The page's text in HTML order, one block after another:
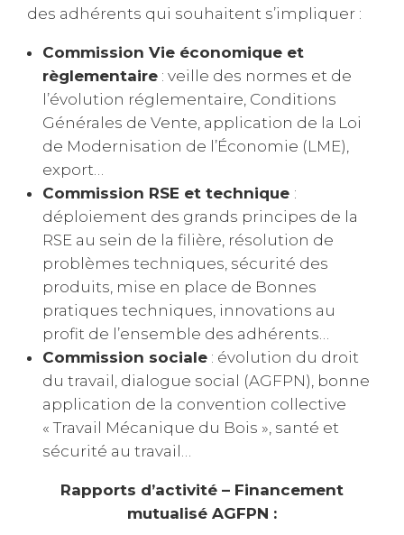
des adhérents qui souhaitent s’impliquer :
Commission Vie économique et
règlementaire : veille des normes et de
l’évolution réglementaire, Conditions
Générales de Vente, application de la Loi
de Modernisation de l’Économie (LME),
export…
Commission RSE et technique :
déploiement des grands principes de la
RSE au sein de la filière, résolution de
problèmes techniques, sécurité des
produits, mise en place de Bonnes
pratiques techniques, innovations au
profit de l’ensemble des adhérents…
Commission sociale : évolution du droit
du travail, dialogue social (AGFPN), bonne
application de la convention collective
« Travail Mécanique du Bois », santé et
sécurité au travail…
Rapports d’activité – Financement
mutualisé AGFPN :